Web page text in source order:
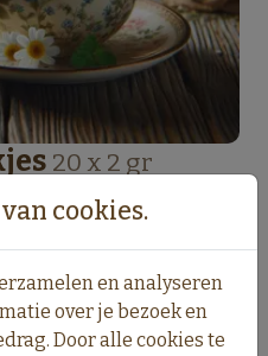
20 x 2 gr
extract van
cookies.
en analyseren
over je bezoek en
Door alle cookies te